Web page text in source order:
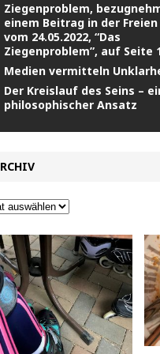
Ziegenproblem,
einem Beitrag in der Freien
vom 24.05.2022, “Das
Ziegenproblem”, auf Seite
Medien vermitteln
Der Kreislauf des Seins –
philosophischer Ansatz